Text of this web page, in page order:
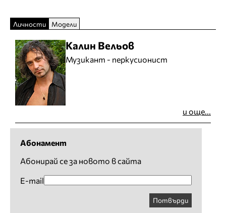
Личности Модели
Калин Вельов
Музикант - перкусионист
и още...
Абонамент
Абонирай се за новото в сайта
E-mail
Потвърди